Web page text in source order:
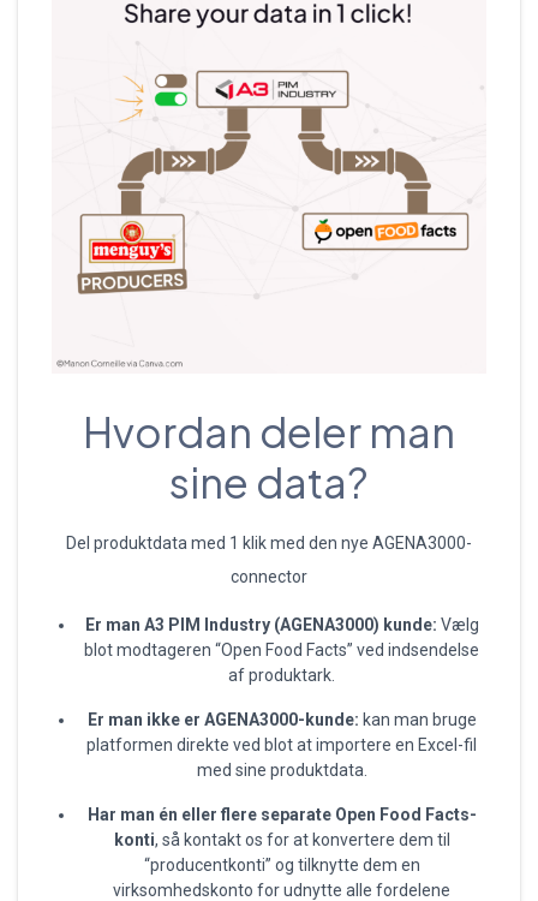
Hvordan deler man
sine data?
Del produktdata med 1 klik med den nye AGENA3000-
connector
Er man A3 PIM Industry (AGENA3000) kunde: Vælg
blot modtageren “Open Food Facts” ved indsendelse
af produktark.
Er man ikke er AGENA3000-kunde: kan man bruge
platformen direkte ved blot at importere en Excel-fil
med sine produktdata.
Har man én eller flere separate Open Food Facts-
konti, så kontakt os for at konvertere dem til
“producentkonti” og tilknytte dem en
virksomhedskonto for udnytte alle fordelene